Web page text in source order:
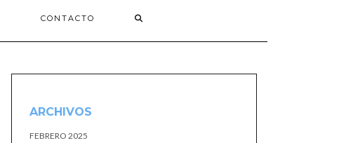
CONTACTO
ARCHIVOS
FEBRERO 2025